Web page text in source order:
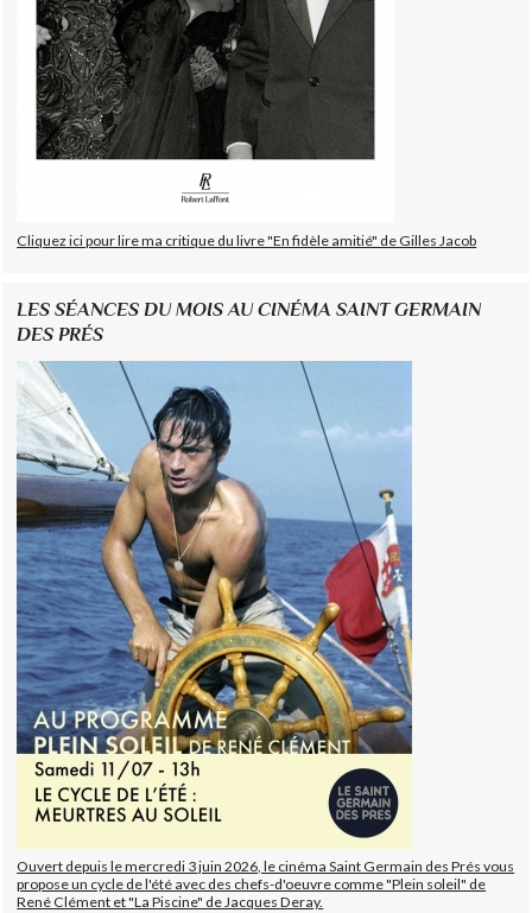
Cliquez ici pour lire ma critique du livre "En fidèle amitié" de Gilles Jacob
LES SÉANCES DU MOIS AU CINÉMA SAINT GERMAIN
DES PRÉS
Ouvert depuis le mercredi 3 juin 2026, le cinéma Saint Germain des Prés vous
propose un cycle de l'été avec des chefs-d'oeuvre comme "Plein soleil" de
René Clément et "La Piscine" de Jacques Deray.